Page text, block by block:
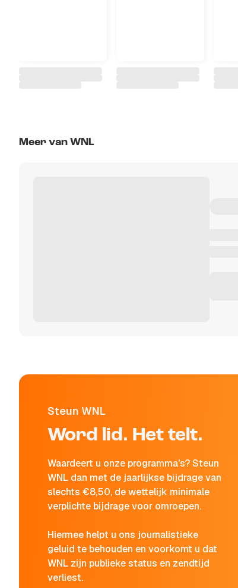
Meer van WNL
Steun WNL
Word lid. Het telt.
Waardeert u onze programma's? Steun
WNL dan met de jaarlijkse bijdrage van
slechts €8,50, de wettelijk minimale
verplichte bijdrage voor omroepen.
Hiermee helpt u ons journalistieke
geluid te behouden en voorkomt u dat
WNL zijn publieke status en zendtijd
verliest.